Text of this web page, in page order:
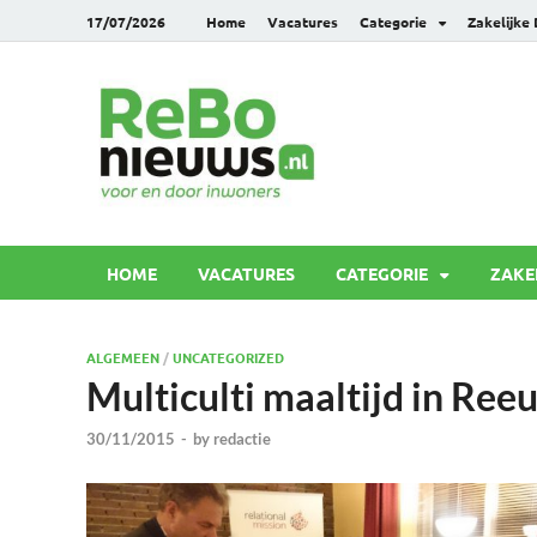
17/07/2026 Home Vacatures Categorie Zakelijke
HOME VACATURES CATEGORIE
ALGEMEEN /UNCATEGORIZED
Multiculti maaltijd in
30/11/2015 - by redactie